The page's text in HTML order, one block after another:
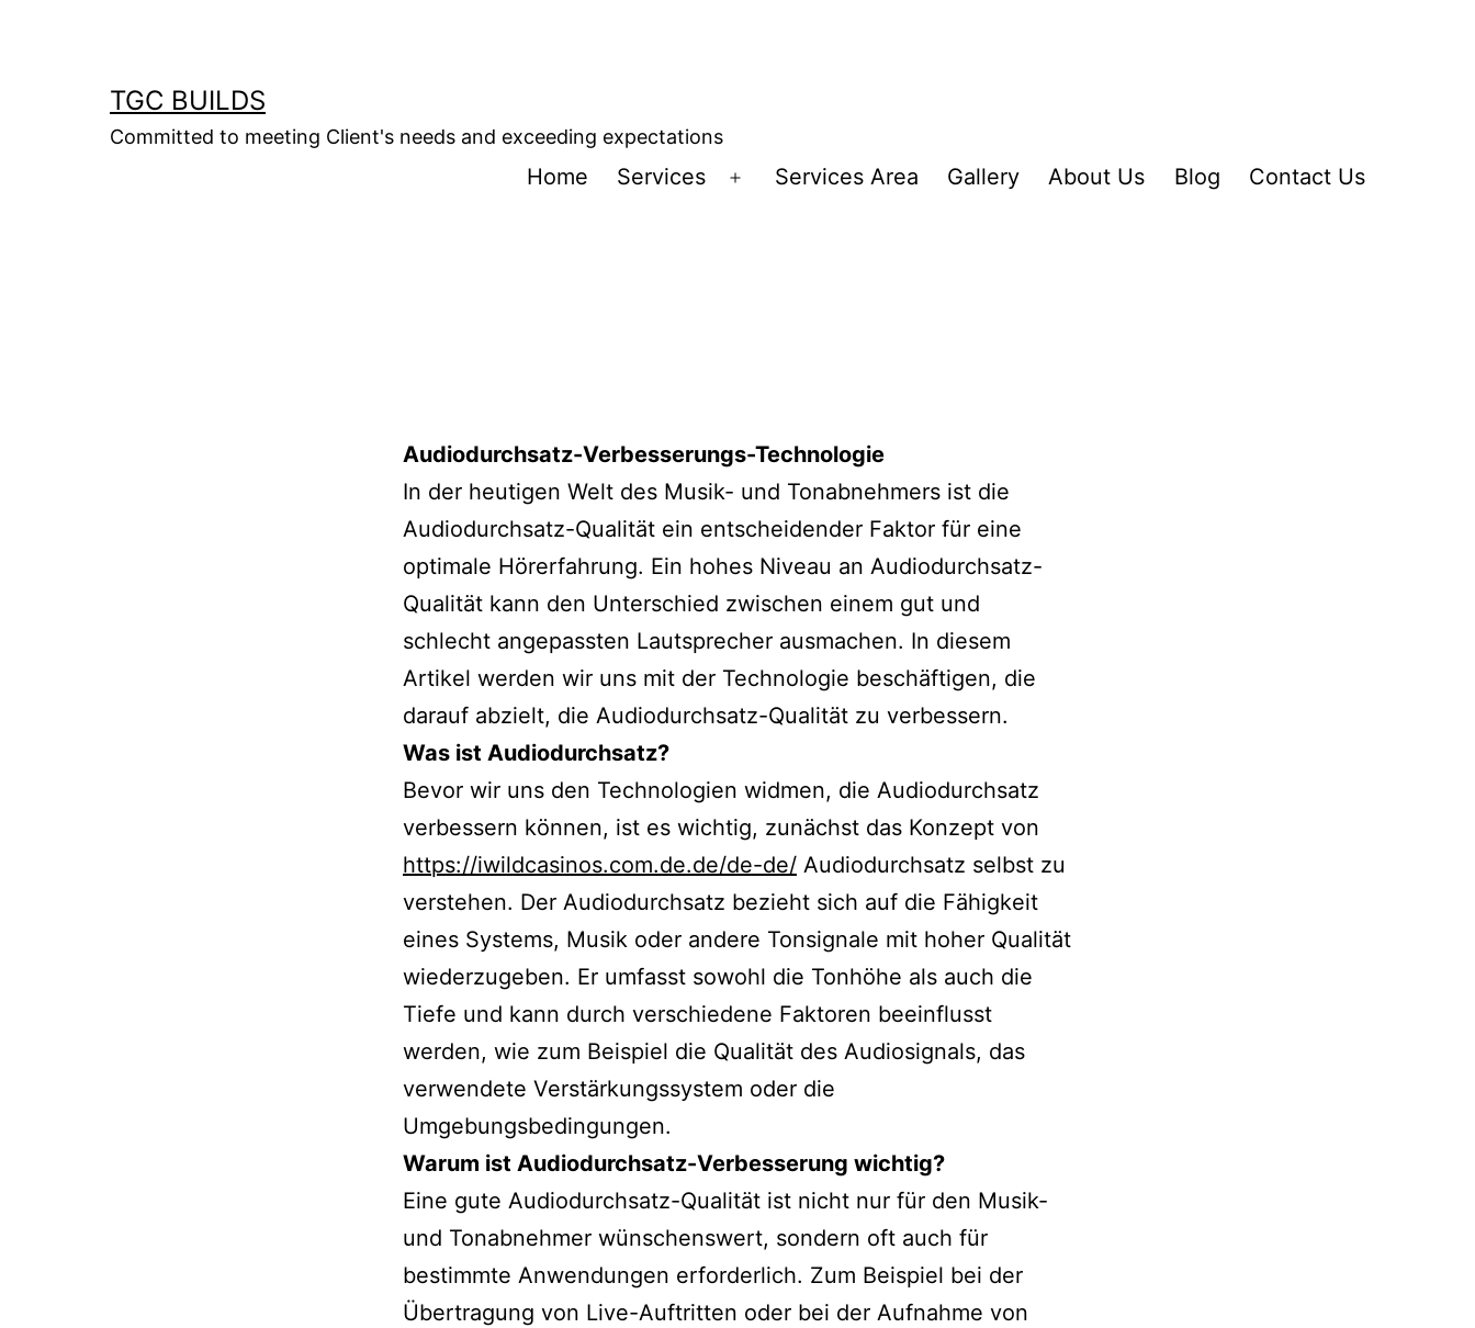
TGC BUILDS
Committed to meeting Client's needs and exceeding expectations
Home Services
Open
Services Area Gallery About Us Blog Contact Us
Audiodurchsatz-Verbesserungs-Technologie
In der heutigen Welt des Musik- und Tonabnehmers ist die
Audiodurchsatz-Qualität ein entscheidender Faktor für eine
optimale Hörerfahrung. Ein hohes Niveau an Audiodurchsatz-
Qualität kann den Unterschied zwischen einem gut und
schlecht angepassten Lautsprecher ausmachen. In diesem
Artikel werden wir uns mit der Technologie beschäftigen, die
darauf abzielt, die Audiodurchsatz-Qualität zu verbessern.
Was ist Audiodurchsatz?
Bevor wir uns den Technologien widmen, die Audiodurchsatz
verbessern können, ist es wichtig, zunächst das Konzept von
https://iwildcasinos.com.de.de/de-de/ Audiodurchsatz selbst zu
verstehen. Der Audiodurchsatz bezieht sich auf die Fähigkeit
eines Systems, Musik oder andere Tonsignale mit hoher Qualität
wiederzugeben. Er umfasst sowohl die Tonhöhe als auch die
Tiefe und kann durch verschiedene Faktoren beeinflusst
werden, wie zum Beispiel die Qualität des Audiosignals, das
verwendete Verstärkungssystem oder die
Umgebungsbedingungen.
Warum ist Audiodurchsatz-Verbesserung wichtig?
Eine gute Audiodurchsatz-Qualität ist nicht nur für den Musik-
und Tonabnehmer wünschenswert, sondern oft auch für
bestimmte Anwendungen erforderlich. Zum Beispiel bei der
Übertragung von Live-Auftritten oder bei der Aufnahme von